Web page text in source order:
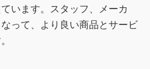
います。スタッフ、メーカ
って、より良い商品とサービ